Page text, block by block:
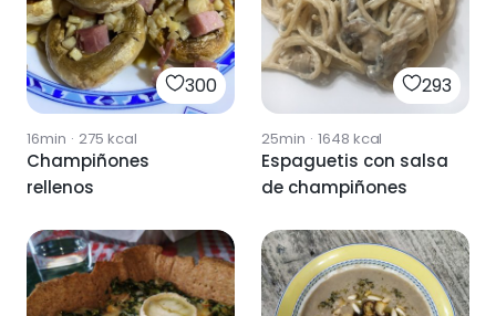
300
16min · 275 kcal
Champiñones
rellenos
293
25min · 1648 kcal
Espaguetis con salsa
de champiñones